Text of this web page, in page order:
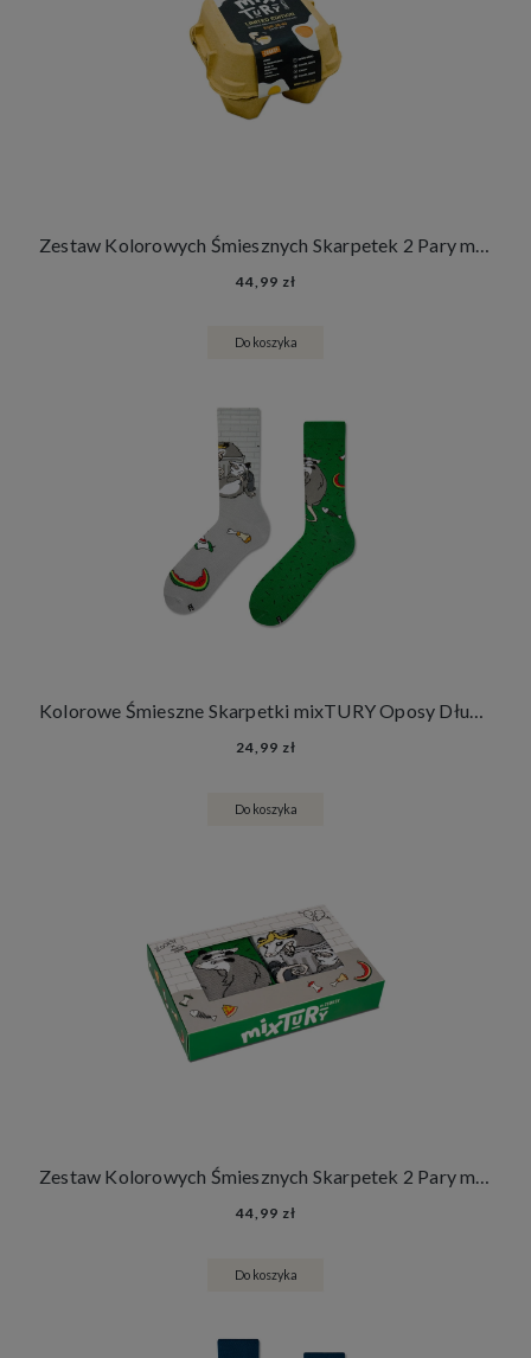
Zestaw Kolorowych Śmiesznych Skarpetek 2 Pary mixTURY Jajeczne w Wytłaczance Damskie Męskie Długie Jajka Wielkanoc
44,99 zł
Do koszyka
Kolorowe Śmieszne Skarpetki mixTURY Oposy Długie Damskie Męskie Zwierzęta
24,99 zł
Do koszyka
Zestaw Kolorowych Śmiesznych Skarpetek 2 Pary mixTURY Oposy Długie Damskie Męskie Zwierzęta
44,99 zł
Do koszyka